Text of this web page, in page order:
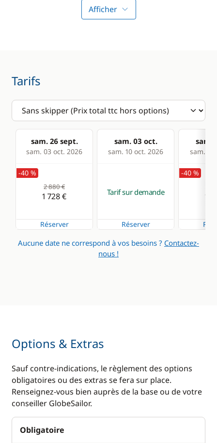
Guide & cartes
Confort
Chauffage
Panneaux solaires
Afficher
Tarifs
sam. 26 sept.
sam. 03 oct. 2026
sam. 03 oct.
sam. 10 oct. 2026
sam.
sam. 17
-40 %
2 880 €
1 728 €
Réserver
Tarif sur demande
Réserver
-40 %
1
Aucune date ne correspond à vos besoins ? Contactez-
nous !
Options & Extras
Sauf contre-indications, le règlement des options
obligatoires ou des extras se fera sur place.
Renseignez-vous bien auprès de la base ou de votre
conseiller GlobeSailor.
Obligatoire